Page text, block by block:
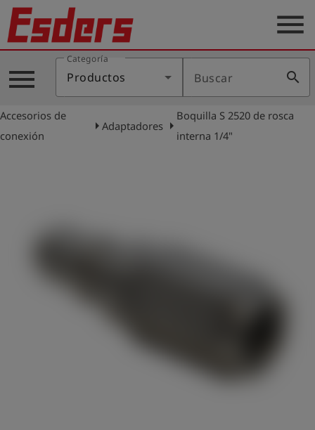
Productos
Blog
Aplicaciones
menu
menu
Categoría
Productos Buscar search
Accesorios de
conexión
arrow_rightAdaptadores arrow_right
Boquilla S 2520 de rosca
interna 1/4"